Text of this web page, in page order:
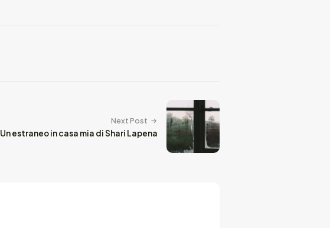
Next Post
Un estraneo in casa mia di Shari Lapena